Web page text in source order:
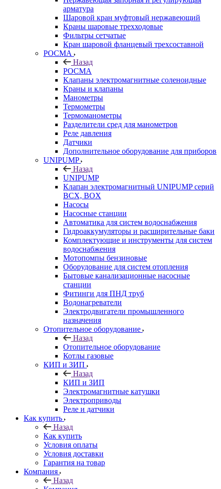
арматура
Шаровой кран муфтовый нержавеющий
Краны шаровые трехходовые
Фильтры сетчатые
Кран шаровой фланцевый трехсоставной
РОСМА
Назад
РОСМА
Клапаны электромагнитные соленоидные
Краны и клапаны
Манометры
Термометры
Термоманометры
Разделители сред для манометров
Реле давления
Датчики
Дополнительное оборудование для приборов
UNIPUMP
Назад
UNIPUMP
Клапан электромагнитный UNIPUMP серий
BCX, BOX
Насосы
Насосные станции
Автоматика для систем водоснабжения
Гидроаккумуляторы и расширительные баки
Комплектующие и инструменты для систем
водоснабжения
Мотопомпы бензиновые
Оборудование для систем отопления
Бытовые канализационные насосные
станции
Фитинги для ПНД труб
Водонагреватели
Электродвигатели промышленного
назначения
Отопительное оборудование
Назад
Отопительное оборудование
Котлы газовые
КИП и ЗИП
Назад
КИП и ЗИП
Электромагнитные катушки
Электроприводы
Реле и датчики
Как купить
Назад
Как купить
Условия оплаты
Условия доставки
Гарантия на товар
Компания
Назад